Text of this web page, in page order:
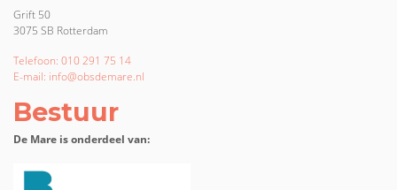
Grift 50
3075 SB Rotterdam
Telefoon: 010 291 75 14
E-mail: info@obsdemare.nl
Bestuur
De Mare is onderdeel van: